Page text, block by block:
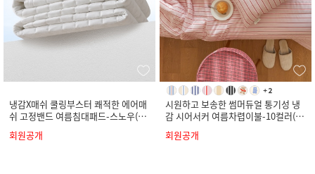
냉감X매쉬 쿨링부스터 쾌적한 에어매
쉬 고정밴드 여름침대패드-스노우(S
회원공개
시원하고 보송한 썸머듀얼 통기성 냉
감 시어서커 여름차렵이불-10컬러(S
회원공개